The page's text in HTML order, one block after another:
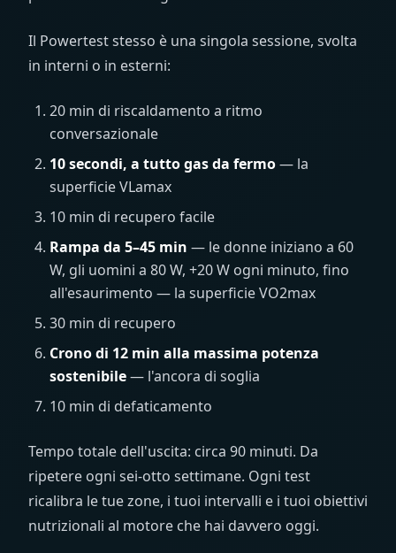
Il Powertest stesso è una singola sessione, svolta
in interni o in esterni:
20 min di riscaldamento a ritmo
conversazionale
10 secondi, a tutto gas da fermo— la
superficie VLamax
10 min di recupero facile
Rampa da 5–45 min — le donne iniziano a 60
W, gli uomini a 80 W, +20 W ogni minuto, fino
all'esaurimento — la superficie VO2max
30 min di recupero
Crono di 12 min alla massima potenza
sostenibile— l'ancora di soglia
10 min di defaticamento
Tempo totale dell'uscita: circa 90 minuti. Da
ripetere ogni sei-otto settimane. Ogni test
ricalibra le tue zone, i tuoi intervalli e i tuoi obiettivi
nutrizionali al motore che hai davvero oggi.